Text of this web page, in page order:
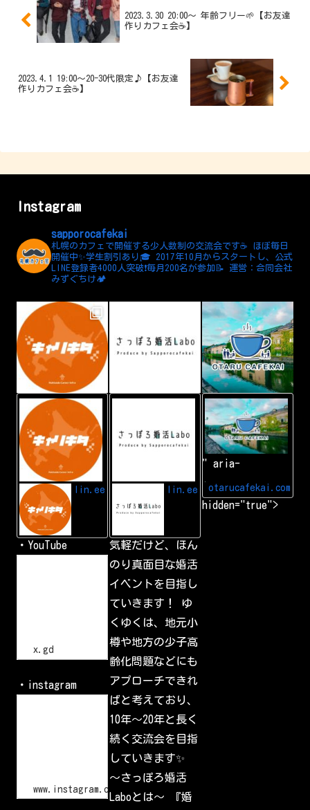
2023.3.30 20:00〜 年齢フリー🌱【お友達
作りカフェ会☕️】
2023.4.1 19:00〜20-30代限定♪【お友達
作りカフェ会☕️】
Instagram
sapporocafekai
札幌のカフェで開催する少人数制の交流会です☕️ ほぼ毎日
開催中✨学生割引あり🎓 2017年10月からスタートし、公式
LINE登録者4000人突破❗️毎月200名が参加📝 運営：合同会社
みずぐちけ🏕️
lin.ee
・YouTube
h
t
s
/
/
x
.
g
d
/
p
l
d
x.gd
・instagram
L
o
g
i
n
•
I
n
www.instagram.com
A
d
d
L
I
N
E
r
i
e
lin.ee
気軽だけど、ほん
のり真面目な婚活
イベントを目指し
ていきます！ ゆ
くゆくは、地元小
樽や地方の少子高
齢化問題などにも
アプローチできれ
ばと考えており、
10年〜20年と長く
続く交流会を目指
していきます✨
〜さっぽろ婚活
Laboとは〜 『婚
otarucafekai.com
" aria-
hidden="true">